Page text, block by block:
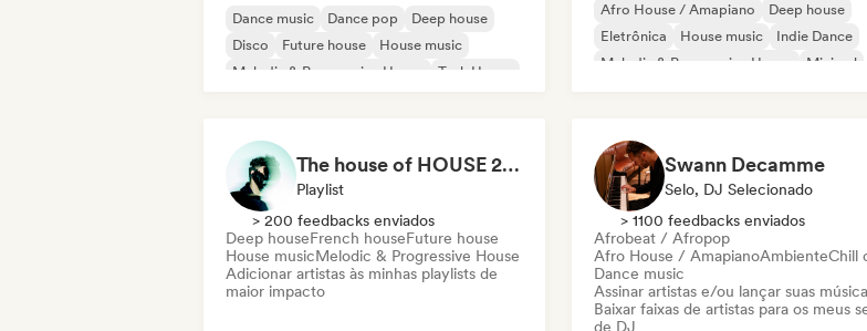
Dance music Dance pop
Deep house
Disco
Future house
House music
Melodic & Progressive House
Tech House
Afro House / Amapiano
Deep house
Eletrônica
House music
Indie Dance
Melodic & Progressive House
Minimal
The house of HOUSE 2026 🏠 (by J.Rooms)
Playlist
> 200 feedbacks enviados
Deep houseFrench houseFuture house
House musicMelodic & Progressive House
Adicionar artistas às minhas playlists de
maior impacto
Swann Decamme
Selo, DJ Selecionado
> 1100 feedbacks enviados
Afrobeat / Afropop
Afro House / AmapianoAmbienteChill
Dance music
Assinar artistas e/ou lançar suas
Baixar faixas de artistas para os meus
de DJ